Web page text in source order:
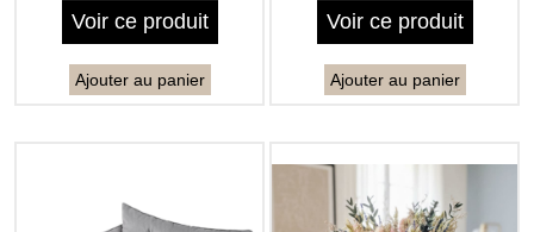
Voir ce produit
Ajouter au panier
Voir ce produit
Ajouter au panier